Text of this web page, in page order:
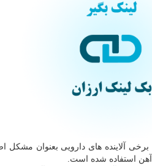
آلاینده های دارویی بعنوان مشكل
استفاده شده است.